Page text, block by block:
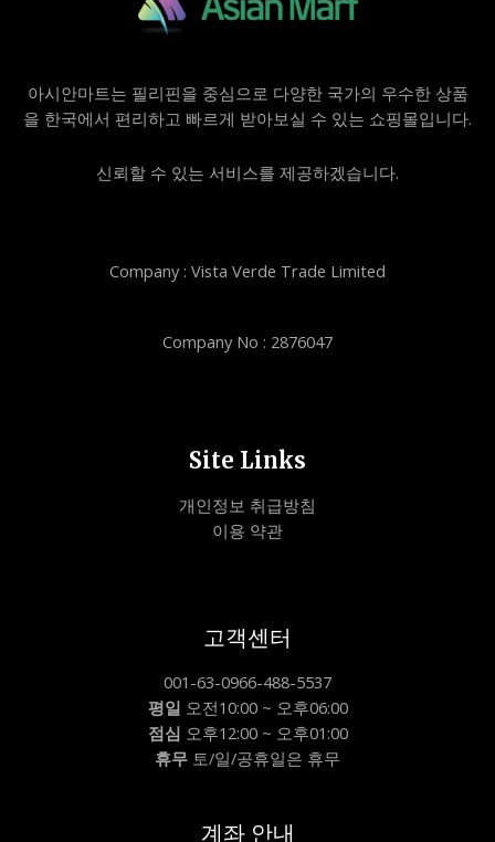
아시안마트는 필리핀을 중심으로 다양한 국가의 우수한 상품
을 한국에서 편리하고 빠르게 받아보실 수 있는 쇼핑몰입니다.
신뢰할 수 있는 서비스를 제공하겠습니다.
Company : Vista Verde Trade Limited
Company No : 2876047
Site Links
개인정보 취급방침
이용 약관
고객센터
001-63-0966-488-5537
평일 오전10:00 ~ 오후06:00
점심 오후12:00 ~ 오후01:00
휴무 토/일/공휴일은 휴무
계좌 안내